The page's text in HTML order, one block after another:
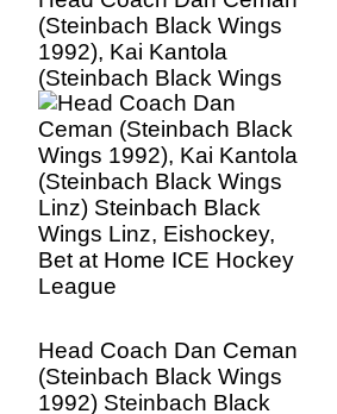
(Steinbach Black Wings
1992), Kai Kantola
(Steinbach Black Wings
Linz) Steinbach Black
Wings Linz, Eishockey,
Bet at Home ICE Hockey
League
Head Coach Dan Ceman
(Steinbach Black Wings
1992) Steinbach Black